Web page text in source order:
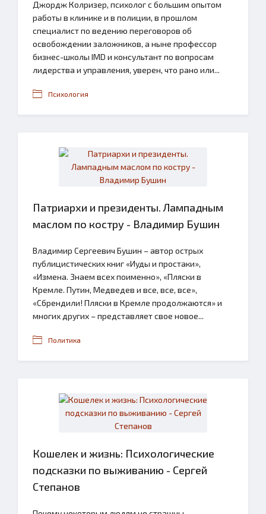
Джордж Колризер, психолог с большим опытом
работы в клинике и в полиции, в прошлом
специалист по ведению переговоров об
освобождении заложников, а ныне профессор
бизнес-школы IMD и консультант по вопросам
лидерства и управления, уверен, что рано или...
Психология
Патриархи и президенты. Лампадным
маслом по костру - Владимир Бушин
Владимир Сергеевич Бушин – автор острых
публицистических книг «Иуды и простаки»,
«Измена. Знаем всех поименно», «Пляски в
Кремле. Путин, Медведев и все, все, все»,
«Сбрендили! Пляски в Кремле продолжаются» и
многих других – представляет свое новое...
Политика
Кошелек и жизнь: Психологические
подсказки по выживанию - Сергей
Степанов